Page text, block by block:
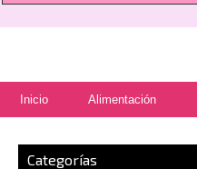
Inicio Alimentación
Categorías